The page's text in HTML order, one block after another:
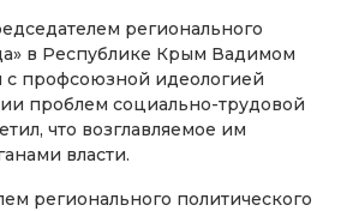
регионального
в Республике Крым Вадимом
профсоюзной идеологией
проблем социально-трудовой
что возглавляемое им
власти.
регионального политического